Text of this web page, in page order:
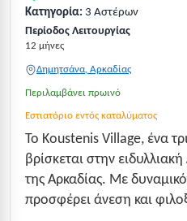
Κατηγορία: 3 Αστέρων
Περίοδος Λειτουργίας
12 μήνες
Δημητσάνα, Αρκαδίας
Περιλαμβάνει πρωινό
Εστιατόριο εντός καταλύματος
Το Koustenis Village, ένα
βρίσκεται στην
της Αρκαδίας. Με
προσφέρει άνεση και